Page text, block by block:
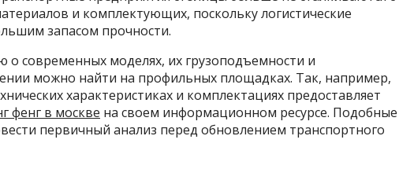
и комплектующих, поскольку логистические
запасом прочности.
современных моделях, их грузоподъемности и
можно найти на профильных площадках. Так, например,
характеристиках и комплектациях предоставляет
фенг в москве на своем информационном ресурсе. Подобные
первичный анализ перед обновлением транспортного